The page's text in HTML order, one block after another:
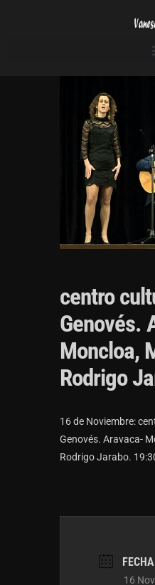
centro
Genovés.
Moncloa,
Rodrigo
16 de Noviembre:
Genovés. Aravaca-
Rodrigo Jarabo.
FECHA
16